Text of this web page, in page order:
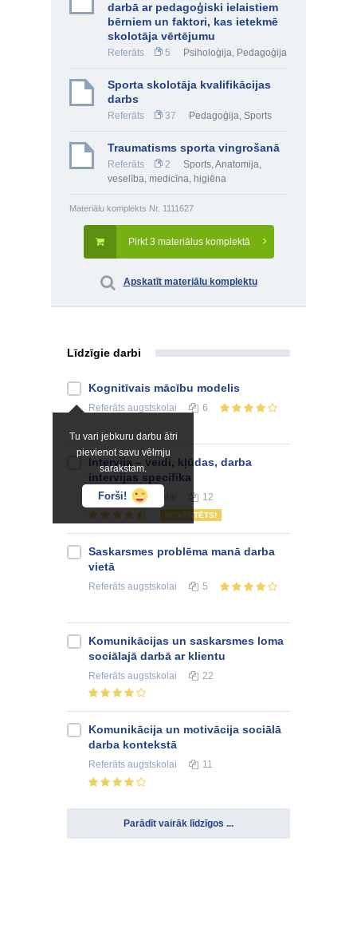
darbā ar pedagoģiski ielaistiem
bērniem un faktori, kas ietekmē
skolotāja vērtējumu
Referāts 5 Psiholoģija, Pedagoģija
Sporta skolotāja kvalifikācijas
darbs
Referāts 37 Pedagoģija, Sports
Traumatisms sporta vingrošanā
Referāts 2 Sports,Anatomija,
veselība, medicīna, higiēna
Materiālu komplekts Nr. 1111627
Pirkt 3 materiālus komplektā
Apskatīt materiālu komplektu
Līdzīgie darbi
Tu vari jebkuru darbu ātri
pievienot savu vēlmju
sarakstam.
Forši!
Kognitīvais mācību modelis
Referāts augstskolai 6
Intervija – veidi, kļūdas, darba
intervijas specifika
Referātsaugstskolai 12
NOVĒRTĒTS!
Saskarsmes problēma manā darba
vietā
Referāts augstskolai 5
Komunikācijas un saskarsmes loma
sociālajā darbā ar klientu
Referāts augstskolai 22
Komunikācija un motivācija sociālā
darba kontekstā
Referāts augstskolai 11
Parādīt vairāk līdzīgos ...